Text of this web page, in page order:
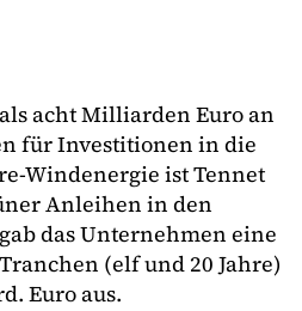
acht Milliarden Euro an
für Investitionen in die
Windenergie ist Tennet
Anleihen in den
das Unternehmen eine
(elf und 20 Jahre)
Euro aus.